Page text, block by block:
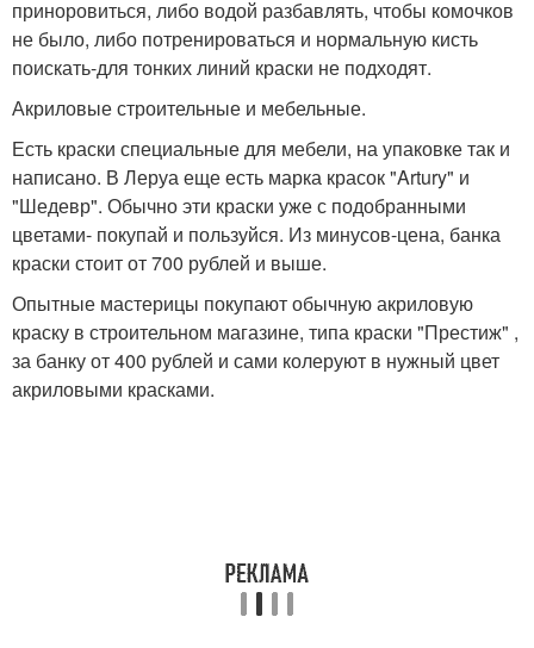
приноровиться, либо водой разбавлять, чтобы комочков
не было, либо потренироваться и нормальную кисть
поискать-для тонких линий краски не подходят.
Акриловые строительные и мебельные.
Есть краски специальные для мебели, на упаковке так и
написано. В Леруа еще есть марка красок "Artury" и
"Шедевр". Обычно эти краски уже с подобранными
цветами- покупай и пользуйся. Из минусов-цена, банка
краски стоит от 700 рублей и выше.
Опытные мастерицы покупают обычную акриловую
краску в строительном магазине, типа краски "Престиж" ,
за банку от 400 рублей и сами колеруют в нужный цвет
акриловыми красками.